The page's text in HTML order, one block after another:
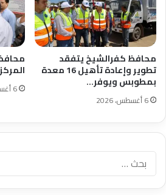
محافظ كفرالشيخ يتفقد
تطوير وإعادة تأهيل 16 معدة
بمطوبس ويوفر…
6 أغسطس، 2026
6 أغسطس، 2026